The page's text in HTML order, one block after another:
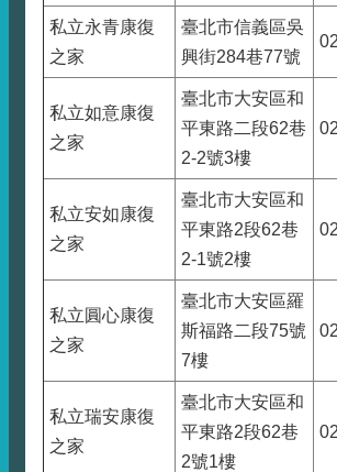
私立永青康復
之家
臺北市信義區吳
興街284巷77號
私立如意康復
之家
臺北市大安區和
平東路二段62巷
2-2號3樓
私立安如康復
之家
臺北市大安區和
平東路2段62巷
2-1號2樓
私立圓心康復
之家
臺北市大安區羅
斯福路二段75號
7樓
私立瑞安康復
之家
臺北市大安區和
平東路2段62巷
2號1樓